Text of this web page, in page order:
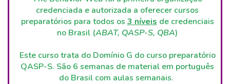
credenciada e autorizada a oferecer cursos
preparatórios para todos os 3 níveis de credenciais
no Brasil (ABAT, QASP-S, QBA)
Este curso trata do Domínio G do curso preparatório
QASP-S. São 6 semanas de material em português
do Brasil com aulas semanais.